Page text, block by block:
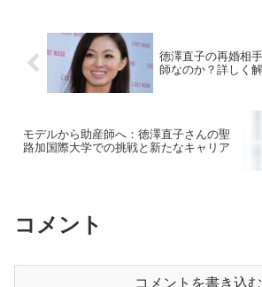
徳澤直子の再婚相
師なのか？詳しく解
モデルから助産師へ：徳澤直子さんの聖
路加国際大学での挑戦と新たなキャリア
コメント
コメントを書き込む